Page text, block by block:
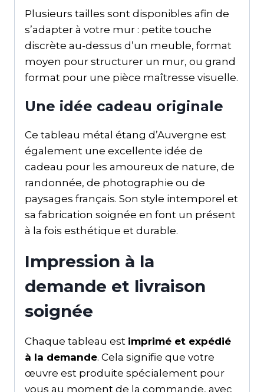
Plusieurs tailles sont disponibles afin de
s’adapter à votre mur : petite touche
discrète au-dessus d’un meuble, format
moyen pour structurer un mur, ou grand
format pour une pièce maîtresse visuelle.
Une idée cadeau originale
Ce tableau métal étang d’Auvergne est
également une excellente idée de
cadeau pour les amoureux de nature, de
randonnée, de photographie ou de
paysages français. Son style intemporel et
sa fabrication soignée en font un présent
à la fois esthétique et durable.
Impression à la
demande et livraison
soignée
Chaque tableau est imprimé et expédié
à la demande. Cela signifie que votre
œuvre est produite spécialement pour
vous au moment de la commande, avec